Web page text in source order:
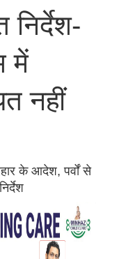
निर्देश-
में
नहीं
के आदेश, पर्वों से